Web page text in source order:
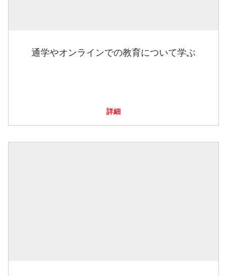
通学やオンラインでの教育について学ぶ
詳細